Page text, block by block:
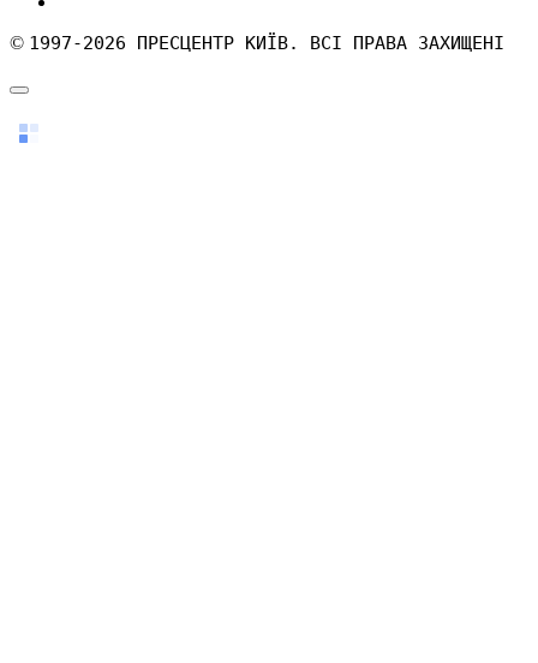
© 1997-2026 ПРЕСЦЕНТР КИЇВ. ВСІ ПРАВА ЗАХИЩЕНІ